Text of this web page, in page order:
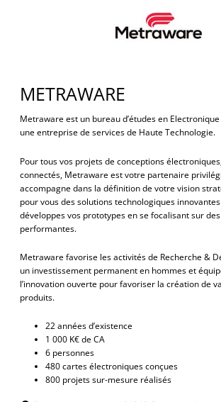
METRAWARE
Metraware est un bureau d’études en
une entreprise de services de Haute Technologie.
Pour tous vos projets de conceptions
connectés, Metraware est votre partenaire
accompagne dans la définition de votre vision
pour vous des solutions technologiques
développes vos prototypes en se focalisant sur
performantes.
Metraware favorise les activités de Recherche &
un investissement permanent en hommes et
l’innovation ouverte pour favoriser la création de
produits.
22 années d’existence
1 000 K€ de CA
6 personnes
480 cartes électroniques conçues
800 projets sur-mesure réalisés